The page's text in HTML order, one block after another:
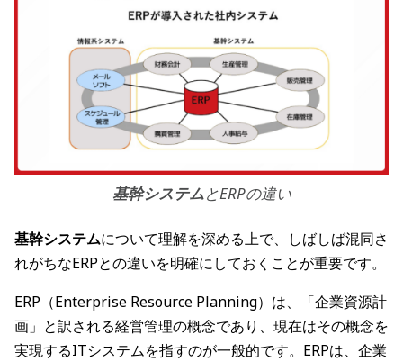
基幹システムとERPの違い
基幹システムについて理解を深める上で、しばしば混同さ
れがちなERPとの違いを明確にしておくことが重要です。
ERP（Enterprise Resource Planning）は、「企業資源計
画」と訳される経営管理の概念であり、現在はその概念を
実現するITシステムを指すのが一般的です。ERPは、企業